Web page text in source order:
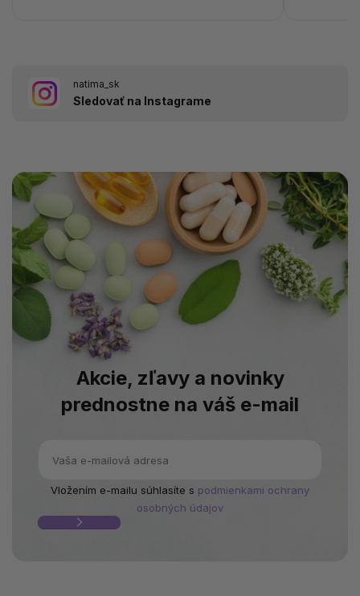
natima_sk
Sledovať na Instagrame
Akcie, zľavy a novinky
prednostne na váš e-mail
Vložením e-mailu súhlasíte s podmienkami ochrany
osobných údajov